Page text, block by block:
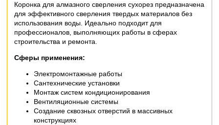
Коронка для алмазного сверления сухорез предназначена
для эффективного сверления твердых материалов без
использования воды. Идеально подходит для
профессионалов, выполняющих работы в сферах
строительства и ремонта.
Сферы применения:
Электромонтажные работы
Сантехнические установки
Монтаж систем кондиционирования
Вентиляционные системы
Создание сквозных отверстий в массивных
конструкциях